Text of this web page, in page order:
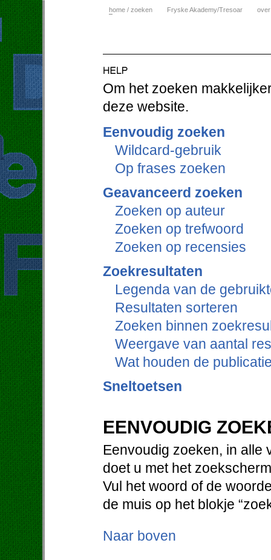
home / zoeken Fryske Akademy/Tresoar
Om het zoeken
deze website.
Eenvoudig zoeken
Wildcard-gebruik
Op frases zoeken
Geavanceerd zoeken
Zoeken op auteur
Zoeken op trefwoord
Zoeken op recensies
Zoekresultaten
Legenda van de
Resultaten sorteren
Zoeken binnen
Weergave van aantal
Wat houden de
Sneltoetsen
EENVOUDIG
Eenvoudig zoeken, in alle
doet u met het
Vul het woord of de
de muis op het blokje
Naar boven